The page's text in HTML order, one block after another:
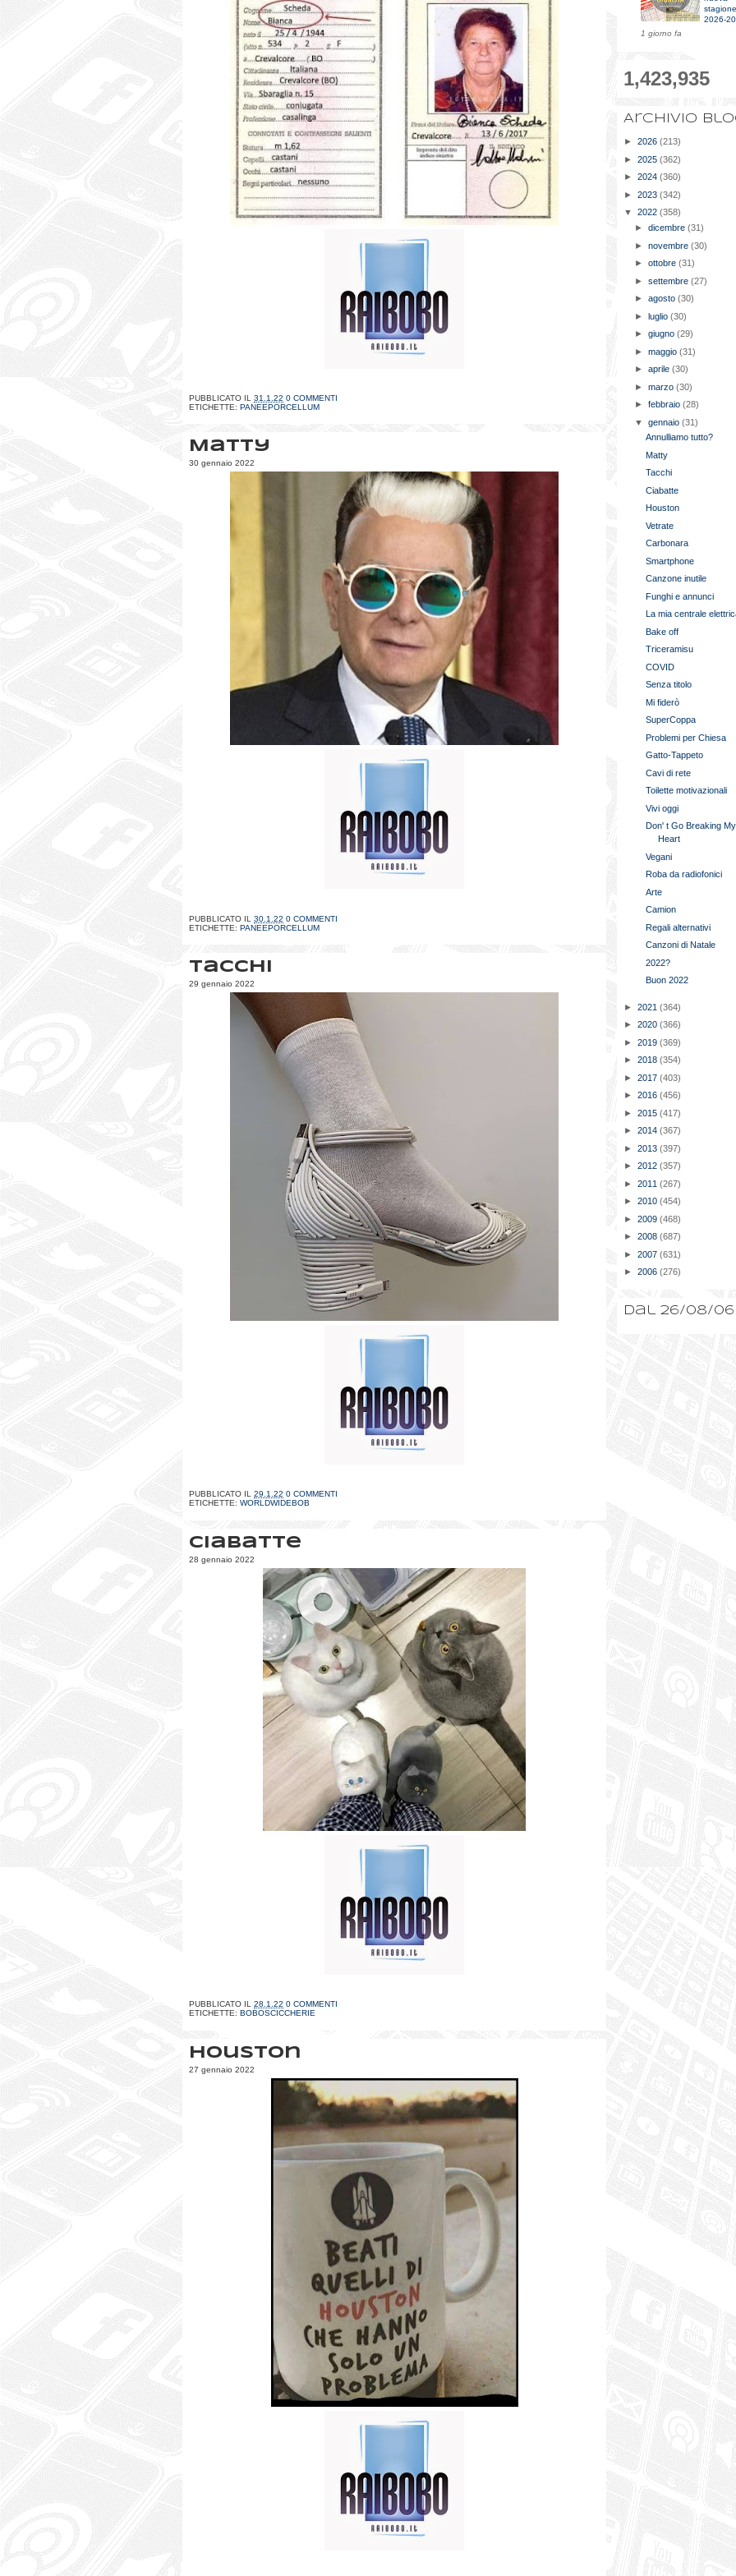
PUBBLICATO IL 31.1.22 0 COMMENTI
ETICHETTE: PANEEPORCELLUM
Matty
30 gennaio 2022
PUBBLICATO IL 30.1.22 0 COMMENTI
ETICHETTE: PANEEPORCELLUM
Tacchi
29 gennaio 2022
PUBBLICATO IL 29.1.22 0 COMMENTI
ETICHETTE: WORLDWIDEBOB
Ciabatte
28 gennaio 2022
PUBBLICATO IL 28.1.22 0 COMMENTI
ETICHETTE: BOBOSCICCHERIE
Houston
27 gennaio 2022
stagione
2026-
1 giorno fa
1,423,935
Archivio
► 2026 (213)
► 2025 (362)
► 2024 (360)
► 2023 (342)
▼ 2022 (358)
►dicembre(31)
►novembre(30)
►ottobre(31)
►settembre(27)
►agosto(30)
►luglio(30)
►giugno(29)
►maggio(31)
►aprile(30)
►marzo(30)
►febbraio(28)
▼gennaio(31)
Annulliamo tutto?
Matty
Tacchi
Ciabatte
Houston
Vetrate
Carbonara
Smartphone
Canzone inutile
Funghi e annunci
La mia centrale
Bake off
Triceramisu
COVID
Senza titolo
Mi fiderò
SuperCoppa
Problemi per Chiesa
Gatto-Tappeto
Cavi di rete
Toilette motivazionali
Vivi oggi
Don' t Go Breaking My
Heart
Vegani
Roba da radiofonici
Arte
Camion
Regali alternativi
Canzoni di Natale
2022?
Buon 2022
► 2021 (364)
► 2020 (366)
► 2019 (369)
► 2018 (354)
► 2017 (403)
► 2016 (456)
► 2015 (417)
► 2014 (367)
► 2013 (397)
► 2012 (357)
► 2011 (267)
► 2010 (454)
► 2009 (468)
► 2008 (687)
► 2007 (631)
► 2006 (276)
Dal 26/08/06